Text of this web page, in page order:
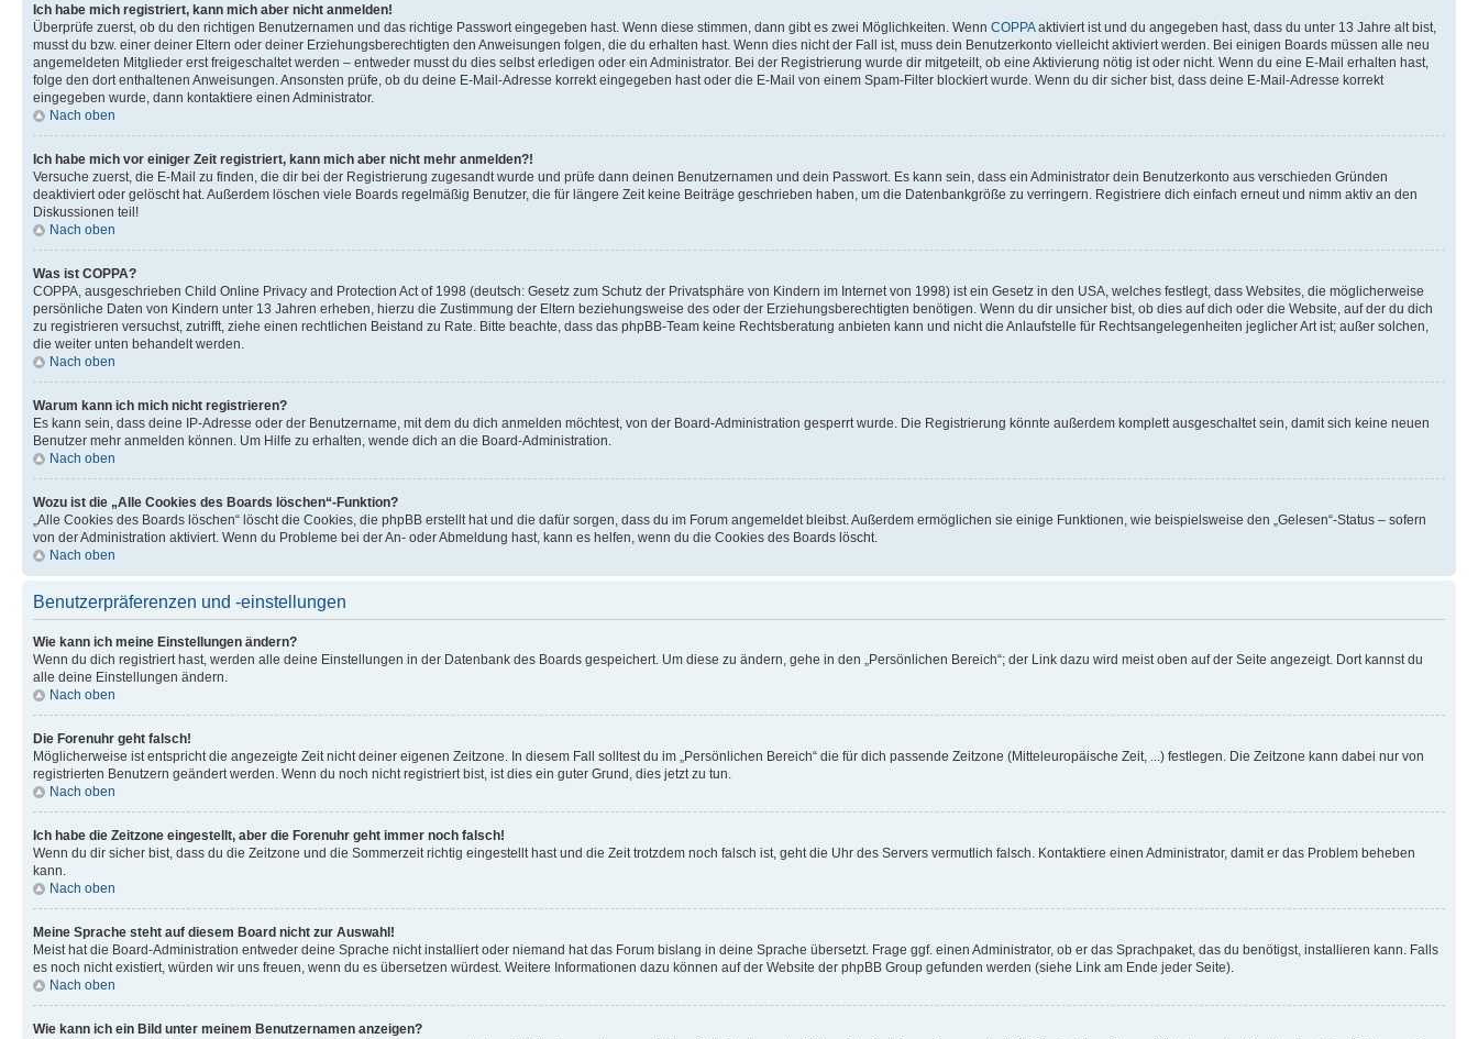
Ich habe mich registriert, kann mich aber nicht anmelden!
Überprüfe zuerst, ob du den richtigen Benutzernamen und das richtige Passwort eingegeben hast. Wenn diese stimmen, dann gibt es zwei Möglichkeiten. Wenn COPPAaktiviert ist und du angegeben hast, dass du unter 13 Jahre alt bist,
musst du bzw. einer deiner Eltern oder deiner Erziehungsberechtigten den Anweisungen folgen, die du erhalten hast. Wenn dies nicht der Fall ist, muss dein Benutzerkonto vielleicht aktiviert werden. Bei einigen Boards müssen alle neu
angemeldeten Mitglieder erst freigeschaltet werden – entweder musst du dies selbst erledigen oder ein Administrator. Bei der Registrierung wurde dir mitgeteilt, ob eine Aktivierung nötig ist oder nicht. Wenn du eine E-Mail erhalten hast,
folge den dort enthaltenen Anweisungen. Ansonsten prüfe, ob du deine E-Mail-Adresse korrekt eingegeben hast oder die E-Mail von einem Spam-Filter blockiert wurde. Wenn du dir sicher bist, dass deine E-Mail-Adresse korrekt
eingegeben wurde, dann kontaktiere einen Administrator.
Nach oben
Ich habe mich vor einiger Zeit registriert, kann mich aber nicht mehr anmelden?!
Versuche zuerst, die E-Mail zu finden, die dir bei der Registrierung zugesandt wurde und prüfe dann deinen Benutzernamen und dein Passwort. Es kann sein, dass ein Administrator dein Benutzerkonto aus verschieden Gründen
deaktiviert oder gelöscht hat. Außerdem löschen viele Boards regelmäßig Benutzer, die für längere Zeit keine Beiträge geschrieben haben, um die Datenbankgröße zu verringern. Registriere dich einfach erneut und nimm aktiv an den
Diskussionen teil!
Nach oben
Was ist COPPA?
COPPA, ausgeschrieben Child Online Privacy and Protection Act of 1998 (deutsch: Gesetz zum Schutz der Privatsphäre von Kindern im Internet von 1998) ist ein Gesetz in den USA, welches festlegt, dass Websites, die möglicherweise
persönliche Daten von Kindern unter 13 Jahren erheben, hierzu die Zustimmung der Eltern beziehungsweise des oder der Erziehungsberechtigten benötigen. Wenn du dir unsicher bist, ob dies auf dich oder die Website, auf der du dich
zu registrieren versuchst, zutrifft, ziehe einen rechtlichen Beistand zu Rate. Bitte beachte, dass das phpBB-Team keine Rechtsberatung anbieten kann und nicht die Anlaufstelle für Rechtsangelegenheiten jeglicher Art ist; außer solchen,
die weiter unten behandelt werden.
Nach oben
Warum kann ich mich nicht registrieren?
Es kann sein, dass deine IP-Adresse oder der Benutzername, mit dem du dich anmelden möchtest, von der Board-Administration gesperrt wurde. Die Registrierung könnte außerdem komplett ausgeschaltet sein, damit sich keine neuen
Benutzer mehr anmelden können. Um Hilfe zu erhalten, wende dich an die Board-Administration.
Nach oben
Wozu ist die „Alle Cookies des Boards löschen“-Funktion?
„Alle Cookies des Boards löschen“ löscht die Cookies, die phpBB erstellt hat und die dafür sorgen, dass du im Forum angemeldet bleibst. Außerdem ermöglichen sie einige Funktionen, wie beispielsweise den „Gelesen“-Status – sofern
von der Administration aktiviert. Wenn du Probleme bei der An- oder Abmeldung hast, kann es helfen, wenn du die Cookies des Boards löscht.
Nach oben
Benutzerpräferenzen und -einstellungen
Wie kann ich meine Einstellungen ändern?
Wenn du dich registriert hast, werden alle deine Einstellungen in der Datenbank des Boards gespeichert. Um diese zu ändern, gehe in den „Persönlichen Bereich“; der Link dazu wird meist oben auf der Seite angezeigt. Dort kannst du
alle deine Einstellungen ändern.
Nach oben
Die Forenuhr geht falsch!
Möglicherweise ist entspricht die angezeigte Zeit nicht deiner eigenen Zeitzone. In diesem Fall solltest du im „Persönlichen Bereich“ die für dich passende Zeitzone (Mitteleuropäische Zeit, ...) festlegen. Die Zeitzone kann dabei nur von
registrierten Benutzern geändert werden. Wenn du noch nicht registriert bist, ist dies ein guter Grund, dies jetzt zu tun.
Nach oben
Ich habe die Zeitzone eingestellt, aber die Forenuhr geht immer noch falsch!
Wenn du dir sicher bist, dass du die Zeitzone und die Sommerzeit richtig eingestellt hast und die Zeit trotzdem noch falsch ist, geht die Uhr des Servers vermutlich falsch. Kontaktiere einen Administrator, damit er das Problem beheben
kann.
Nach oben
Meine Sprache steht auf diesem Board nicht zur Auswahl!
Meist hat die Board-Administration entweder deine Sprache nicht installiert oder niemand hat das Forum bislang in deine Sprache übersetzt. Frage ggf. einen Administrator, ob er das Sprachpaket, das du benötigst, installieren kann. Falls
es noch nicht existiert, würden wir uns freuen, wenn du es übersetzen würdest. Weitere Informationen dazu können auf der Website der phpBB Group gefunden werden (siehe Link am Ende jeder Seite).
Nach oben
Wie kann ich ein Bild unter meinem Benutzernamen anzeigen?